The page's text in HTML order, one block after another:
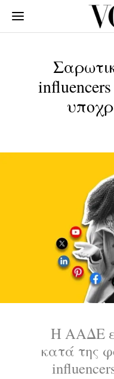
influencers
Η ΑΑΔΕ
κατά της